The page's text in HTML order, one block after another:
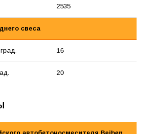
2535
свеса
16
20